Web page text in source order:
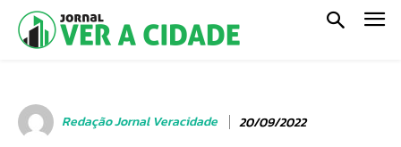
Redação Jornal Veracidade 20/09/2022